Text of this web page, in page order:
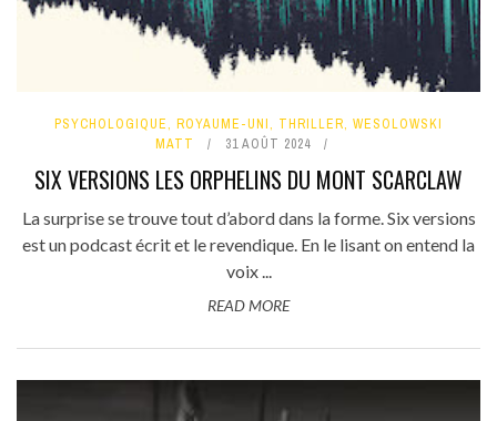
PSYCHOLOGIQUE, ROYAUME-UNI, THRILLER, WESOLOWSKI
MATT
31 AOÛT 2024
SIX VERSIONS LES ORPHELINS DU MONT SCARCLAW
La surprise se trouve tout d’abord dans la forme. Six versions
est un podcast écrit et le revendique. En le lisant on entend la
voix ...
READ MORE